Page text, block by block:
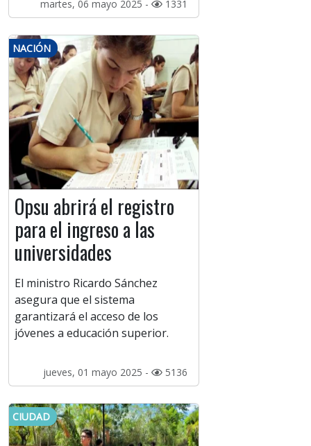
martes, 06 mayo 2025 - 1331
NACIÓN
Opsu abrirá el registro
para el ingreso a las
universidades
El ministro Ricardo Sánchez
asegura que el sistema
garantizará el acceso de los
jóvenes a educación superior.
jueves, 01 mayo 2025 - 5136
CIUDAD